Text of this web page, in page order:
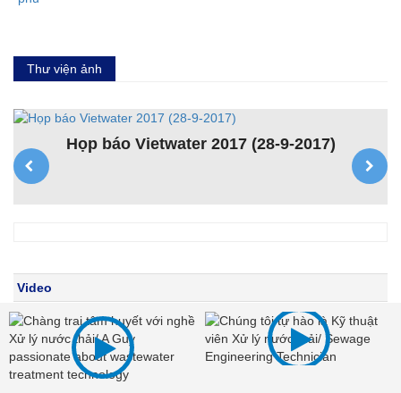
Thư viện ảnh
Họp báo Vietwater 2017 (28-9-2017)
Video